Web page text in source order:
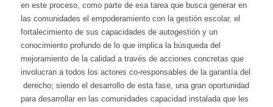
en este proceso, como parte de esa tarea que busca generar en
las comunidades el empoderamiento con la gestión escolar, el
fortalecimiento de sus capacidades de autogestión y un
conocimiento profundo de lo que implica la búsqueda del
mejoramiento de la calidad a través de acciones concretas que
involucran a todos los actores co-responsables de la garantía del
derecho; siendo el desarrollo de esta fase, una gran oportunidad
para desarrollar en las comunidades capacidad instalada que les